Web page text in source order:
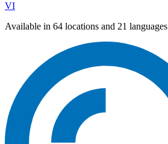
VI
Available in 64 locations and 21 languages